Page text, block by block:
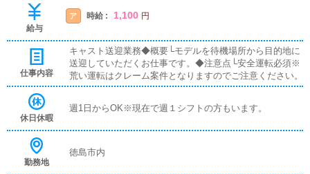
給与
ア 時給 : 1,100 円
仕事内容
キャスト送迎業務◆概要└モデルを待機場所から目的地に
送迎していただくお仕事です。◆注意点└安全運転必須※
荒い運転はクレーム案件となりますのでご注意ください。
休日休暇
週1日からOK※現在で週１シフトの方もいます。
勤務地
徳島市内